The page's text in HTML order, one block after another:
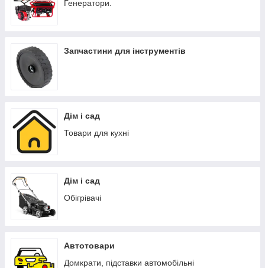
Генератори.
Запчастини для інструментів
Дім і сад
Товари для кухні
Дім і сад
Обігрівачі
Автотовари
Домкрати, підставки автомобільні